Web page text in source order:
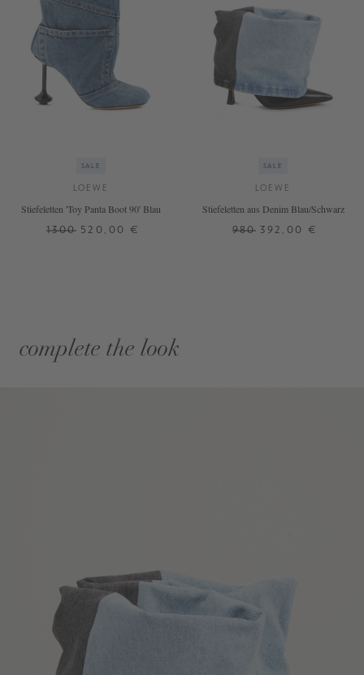
SALE
LOEWE
Stiefeletten 'Toy Panta Boot 90' Blau
1300 520,00 €
SALE
LOEWE
Stiefeletten aus Denim Blau/Schwarz
980 392,00 €
complete the look